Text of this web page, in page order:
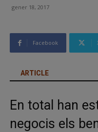
gener 18, 2017
Facebook
ARTICLE
En total han
negocis els